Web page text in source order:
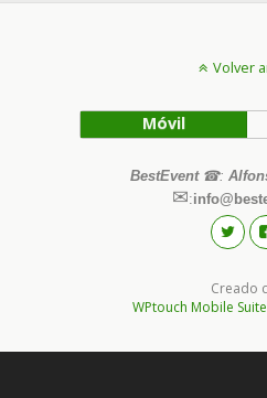
Volver
Móvil
BestEvent ☎:
✉:
Creado
WPtouch Mobile